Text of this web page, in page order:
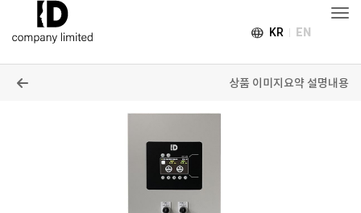
language KR EN
상품 이미지요약 설명내용
목록